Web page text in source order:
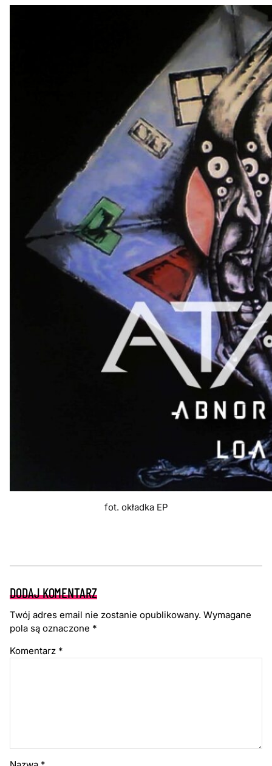
fot. okładka EP
DODAJ KOMENTARZ
Twój adres email nie zostanie opublikowany. Wymagane
pola są oznaczone *
Komentarz *